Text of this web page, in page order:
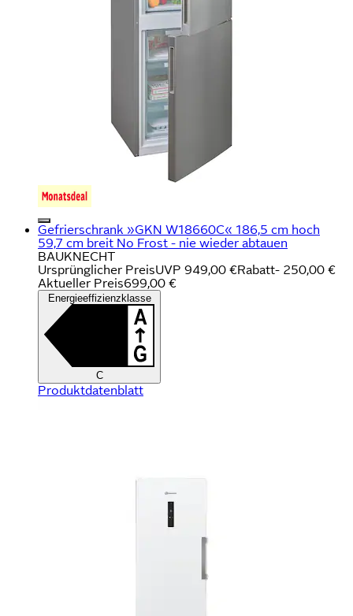
Gefrierschrank »GKN W18660C« 186,5 cm hoch
59,7 cm breit No Frost - nie wieder abtauen
BAUKNECHT
Ursprünglicher PreisUVP 949,00 €Rabatt- 250,00 €
Aktueller Preis699,00 €
Energieeffizienzklasse
C
Produktdatenblatt